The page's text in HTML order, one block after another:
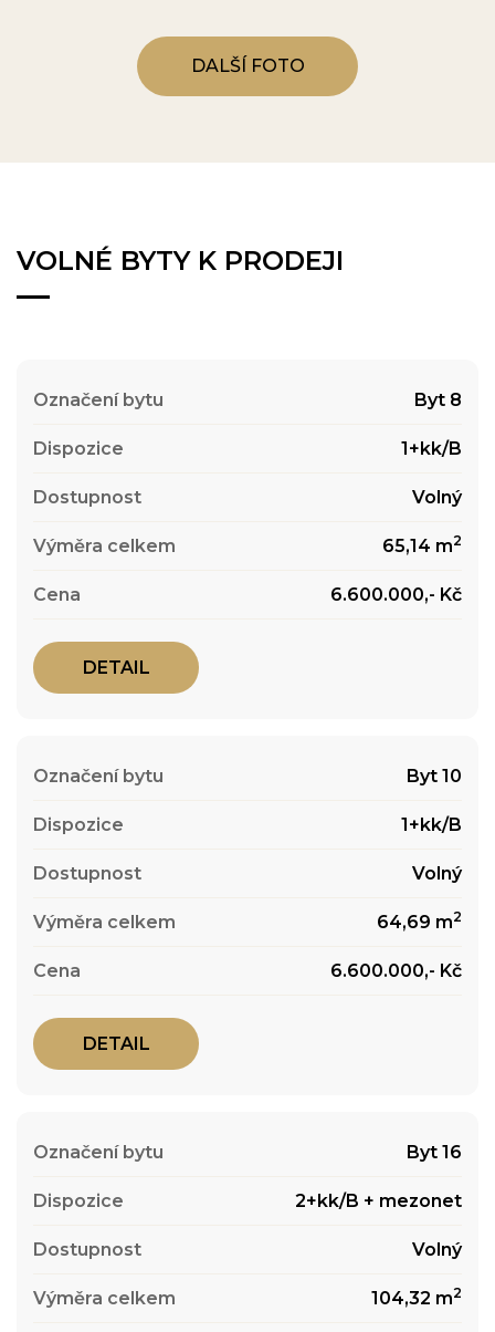
DALŠÍ FOTO
VOLNÉ BYTY K PRODEJI
Byt 8
1+kk/B
Volný
65,14 m2
6.600.000,- Kč
DETAIL
Byt 10
1+kk/B
Volný
64,69 m2
6.600.000,- Kč
DETAIL
Byt 16
2+kk/B + mezonet
Volný
104,32 m2